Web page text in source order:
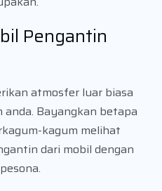
Pengantin
atmosfer luar biasa
Bayangkan betapa
kagum melihat
dari mobil dengan